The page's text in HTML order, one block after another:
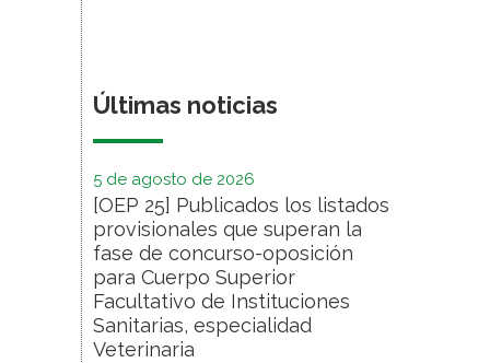
Últimas noticias
5 de agosto de 2026
[OEP 25] Publicados los listados
provisionales que superan la
fase de concurso-oposición
para Cuerpo Superior
Facultativo de Instituciones
Sanitarias, especialidad
Veterinaria